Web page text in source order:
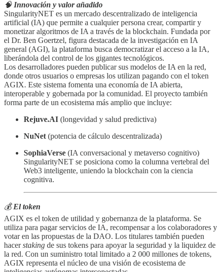
🧠 Innovación y valor añadido
SingularityNET es un mercado descentralizado de inteligencia
artificial (IA) que permite a cualquier persona crear, compartir y
monetizar algoritmos de IA a través de la blockchain. Fundada por
el Dr. Ben Goertzel, figura destacada de la investigación en IA
general (AGI), la plataforma busca democratizar el acceso a la IA,
liberándola del control de los gigantes tecnológicos.
Los desarrolladores pueden publicar sus modelos de IA en la red,
donde otros usuarios o empresas los utilizan pagando con el token
AGIX. Este sistema fomenta una economía de IA abierta,
interoperable y gobernada por la comunidad. El proyecto también
forma parte de un ecosistema más amplio que incluye:
Rejuve.AI (longevidad y salud predictiva)
NuNet (potencia de cálculo descentralizada)
SophiaVerse (IA conversacional y metaverso cognitivo)
SingularityNET se posiciona como la columna vertebral del
Web3 inteligente, uniendo la blockchain con la ciencia
cognitiva.
💰El token
AGIX es el token de utilidad y gobernanza de la plataforma. Se
utiliza para pagar servicios de IA, recompensar a los colaboradores y
votar en las propuestas de la DAO. Los titulares también pueden
hacerstaking de sus tokens para apoyar la seguridad y la liquidez de
la red. Con un suministro total limitado a 2 000 millones de tokens,
AGIX representa el núcleo de una visión de ecosistema de